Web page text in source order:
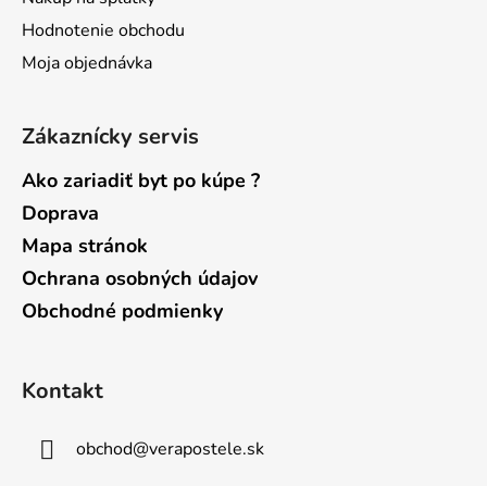
Hodnotenie obchodu
Moja objednávka
Zákaznícky servis
Ako zariadiť byt po kúpe ?
Doprava
Mapa stránok
Ochrana osobných údajov
Obchodné podmienky
Kontakt
obchod@verapostele.sk